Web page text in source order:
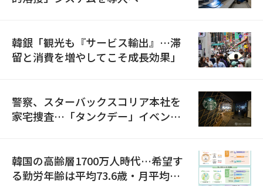
韓銀「観光も『サービス輸出』…滞
留と消費を増やしてこそ成長効果」
警察、スターバックスコリア本社を
家宅捜査…「タンクデー」イベント
韓国の高齢層1700万人時代…希望す
る勤労年齢は平均73.6歳・月平均賃